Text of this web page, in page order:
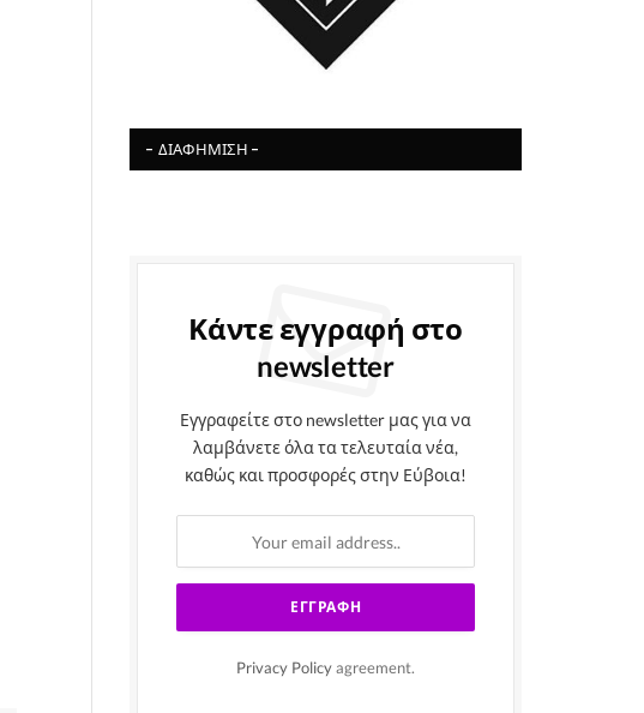
- ΔΙΑΦΉΜΙΣΗ -
Κάντε εγγραφή στο
newsletter
Εγγραφείτε στο newsletter μας για να
λαμβάνετε όλα τα τελευταία νέα,
καθώς και προσφορές στην Εύβοια!
Privacy Policy agreement.